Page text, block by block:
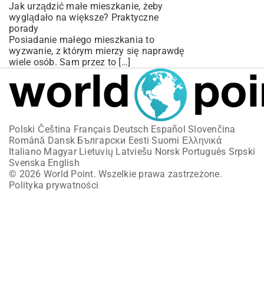
Jak urządzić małe mieszkanie, żeby
wyglądało na większe? Praktyczne
porady
Posiadanie małego mieszkania to
wyzwanie, z którym mierzy się naprawdę
wiele osób. Sam przez to […]
Polski Čeština Français Deutsch Español Slovenčina
Română Dansk Български Eesti Suomi Ελληνικά
Italiano Magyar Lietuvių Latviešu Norsk Português Srpski
Svenska English
© 2026 World Point. Wszelkie prawa zastrzeżone.
Polityka prywatności